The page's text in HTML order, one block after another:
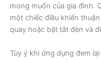
mong muốn của gia đình.
một chiếc điều khiển
quay hoặc bật tắt đèn và
Tùy ý khi ứng dụng đem